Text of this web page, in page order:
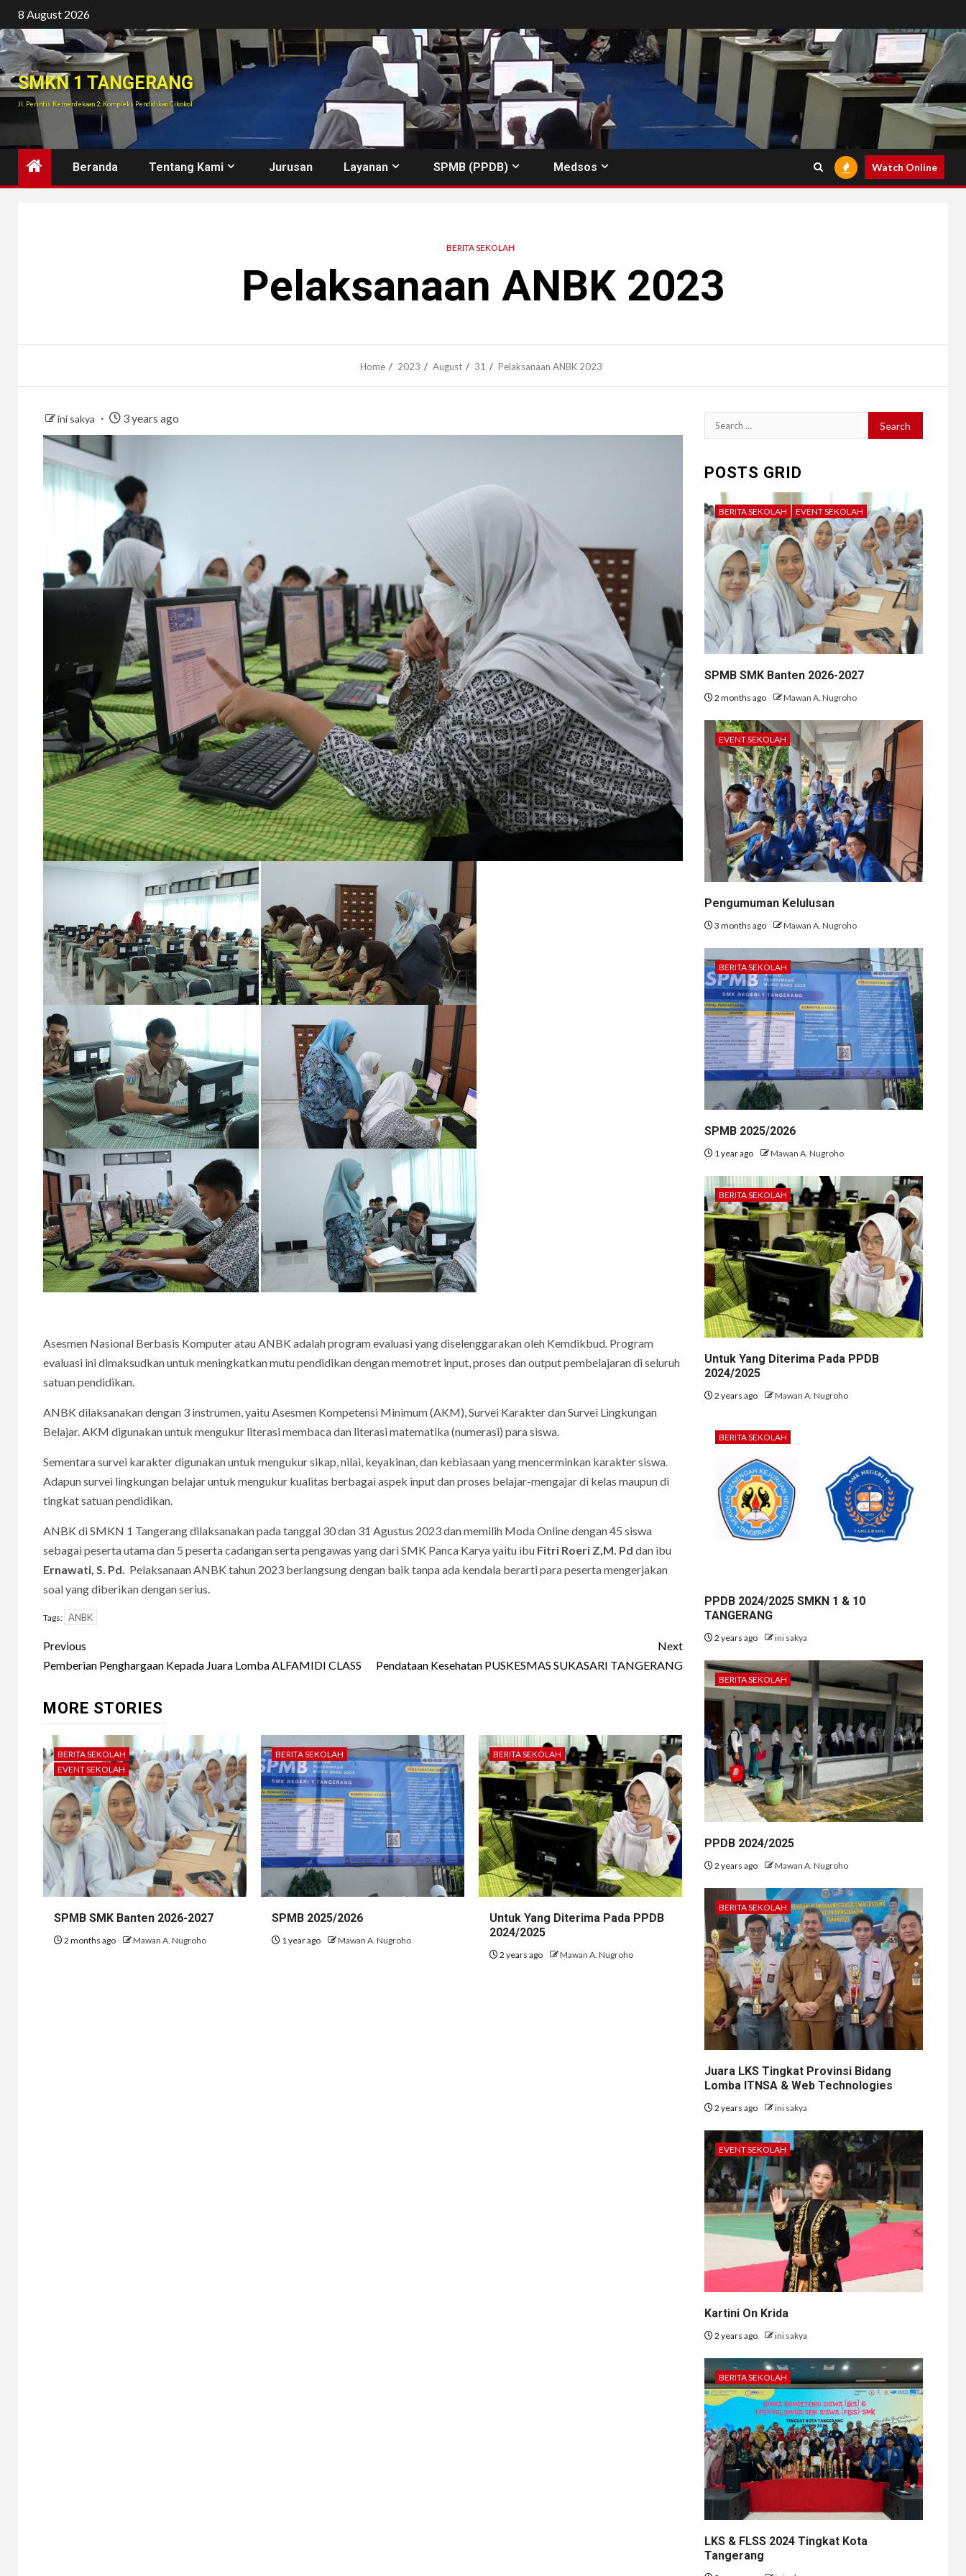
Skip
to
content
8 August 2026
SMKN 1 TANGERANG
Jl. Perintis Kemerdekaan 2, Kompleks Pendidikan Cikokol
Beranda Tentang Kami Jurusan Layanan SPMB (PPDB) Medsos Watch Online
BERITA SEKOLAH
Pelaksanaan ANBK 2023
Home 2023 August 31 Pelaksanaan ANBK 2023
ini sakya 3 years ago
Asesmen Nasional Berbasis Komputer atau ANBK adalah program evaluasi yang diselenggarakan oleh Kemdikbud. Program
evaluasi ini dimaksudkan untuk meningkatkan mutu pendidikan dengan memotret input, proses dan output pembelajaran di seluruh
satuan pendidikan.
ANBK dilaksanakan dengan 3 instrumen, yaitu Asesmen Kompetensi Minimum (AKM), Survei Karakter dan Survei Lingkungan
Belajar. AKM digunakan untuk mengukur literasi membaca dan literasi matematika (numerasi) para siswa.
Sementara survei karakter digunakan untuk mengukur sikap, nilai, keyakinan, dan kebiasaan yang mencerminkan karakter siswa.
Adapun survei lingkungan belajar untuk mengukur kualitas berbagai aspek input dan proses belajar-mengajar di kelas maupun di
tingkat satuan pendidikan.
ANBK di SMKN 1 Tangerang dilaksanakan pada tanggal 30 dan 31 Agustus 2023 dan memilih Moda Online dengan 45 siswa
sebagai peserta utama dan 5 peserta cadangan serta pengawas yang dari SMK Panca Karya yaitu ibu Fitri Roeri Z,M. Pd dan ibu
Ernawati, S. Pd. Pelaksanaan ANBK tahun 2023 berlangsung dengan baik tanpa ada kendala berarti para peserta mengerjakan
soal yang diberikan dengan serius.
Tags: ANBK
Post
navigation
Previous
Pemberian Penghargaan Kepada Juara Lomba ALFAMIDI CLASS
Next
Pendataan Kesehatan PUSKESMAS SUKASARI TANGERANG
MORE STORIES
BERITA SEKOLAH
EVENT SEKOLAH
SPMB SMK Banten 2026-2027
2 months ago Mawan A. Nugroho
BERITA SEKOLAH
SPMB 2025/2026
1 year ago Mawan A. Nugroho
BERITA SEKOLAH
Untuk Yang Diterima Pada PPDB
2024/2025
2 years ago Mawan A. Nugroho
Search
for:
POSTS GRID
BERITA SEKOLAH EVENT SEKOLAH
SPMB SMK Banten 2026-2027
2 months ago Mawan A. Nugroho
EVENT SEKOLAH
Pengumuman Kelulusan
3 months ago Mawan A. Nugroho
BERITA SEKOLAH
SPMB 2025/2026
1 year ago Mawan A. Nugroho
BERITA SEKOLAH
Untuk Yang Diterima Pada PPDB
2024/2025
2 years ago Mawan A. Nugroho
BERITA SEKOLAH
PPDB 2024/2025 SMKN 1 & 10
TANGERANG
2 years ago ini sakya
BERITA SEKOLAH
PPDB 2024/2025
2 years ago Mawan A. Nugroho
BERITA SEKOLAH
Juara LKS Tingkat Provinsi Bidang
Lomba ITNSA & Web Technologies
2 years ago ini sakya
EVENT SEKOLAH
Kartini On Krida
2 years ago ini sakya
BERITA SEKOLAH
LKS & FLSS 2024 Tingkat Kota
Tangerang